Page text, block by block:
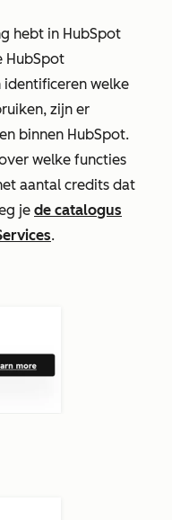
hebt in HubSpot
HubSpot
welke
zijn er
binnen HubSpot.
welke functies
aantal credits dat
je de catalogus
.